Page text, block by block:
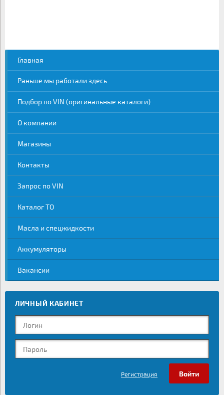
Главная
Раньше мы работали здесь
Подбор по VIN (оригинальные каталоги)
О компании
Магазины
Контакты
Запрос по VIN
Каталог ТО
Масла и спецжидкости
Аккумуляторы
Вакансии
ЛИЧНЫЙ КАБИНЕТ
Регистрация